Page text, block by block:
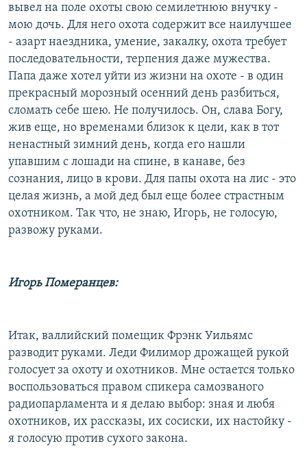
вывел на поле охоты свою семилетнюю внучку -
мою дочь. Для него охота содержит все наилучшее
- азарт наездника, умение, закалку, охота требует
последовательности, терпения даже мужества.
Папа даже хотел уйти из жизни на охоте - в один
прекрасный морозный осенний день разбиться,
сломать себе шею. Не получилось. Он, слава Богу,
жив еще, но временами близок к цели, как в тот
ненастный зимний день, когда его нашли
упавшим с лошади на спине, в канаве, без
сознания, лицо в крови. Для папы охота на лис - это
целая жизнь, а мой дед был еще более страстным
охотником. Так что, не знаю, Игорь, не голосую,
развожу руками.
Игорь Померанцев:
Итак, валлийский помещик Фрэнк Уильямс
разводит руками. Леди Филимор дрожащей рукой
голосует за охоту и охотников. Мне остается только
воспользоваться правом спикера самозваного
радиопарламента и я делаю выбор: зная и любя
охотников, их рассказы, их сосиски, их настойку -
я голосую против сухого закона.